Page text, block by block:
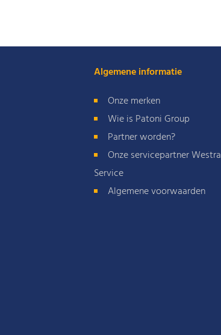
Algemene informatie
Onze merken
Wie is Patoni Group
Partner worden?
Onze servicepartner Westra
Service
Algemene voorwaarden